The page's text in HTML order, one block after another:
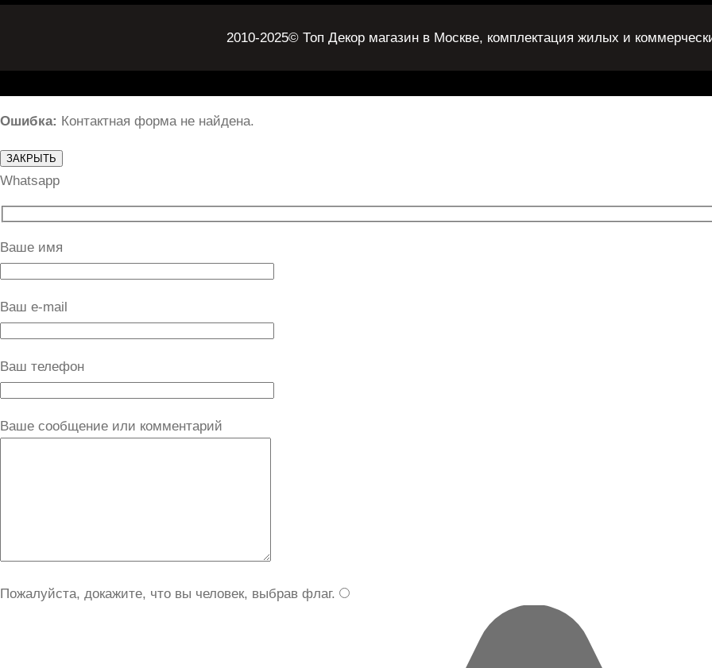
2010-2025© Топ Декор магазин в Москве, комплектация жилых и
Ошибка: Контактная форма не найдена.
ЗАКРЫТЬ
Whatsapp
Ваше имя
Ваш e-mail
Ваш телефон
Ваше сообщение или комментарий
Пожалуйста, докажите, что вы человек, выбрав флаг.